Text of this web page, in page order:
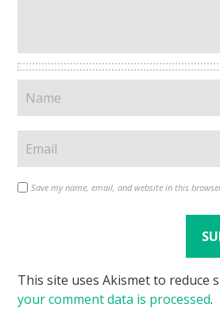
Save my name, email, and website in this
This site uses Akismet to reduce
your comment data is processed.